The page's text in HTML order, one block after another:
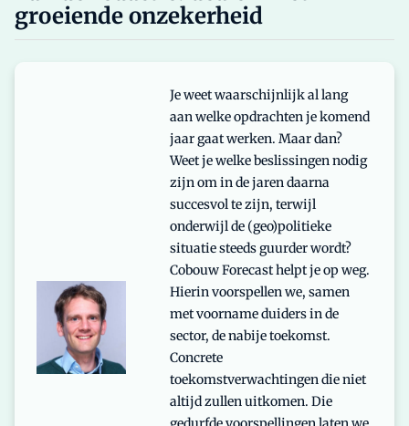
groeiende onzekerheid
Je weet waarschijnlijk al lang
aan welke opdrachten je komend
jaar gaat werken. Maar dan?
Weet je welke beslissingen nodig
zijn om in de jaren daarna
succesvol te zijn, terwijl
onderwijl de (geo)politieke
situatie steeds guurder wordt?
Cobouw Forecast helpt je op weg.
Hierin voorspellen we, samen
met voorname duiders in de
sector, de nabije toekomst.
Concrete
toekomstverwachtingen die niet
altijd zullen uitkomen. Die